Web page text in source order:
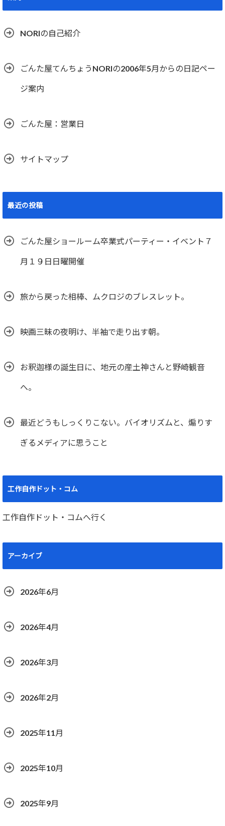
NORIの自己紹介
ごんた屋てんちょうNORIの2006年5月からの日記ペー
ジ案内
ごんた屋：営業日
サイトマップ
最近の投稿
ごんた屋ショールーム卒業式パーティー・イベント７
月１９日日曜開催
旅から戻った相棒、ムクロジのブレスレット。
映画三昧の夜明け、半袖で走り出す朝。
お釈迦様の誕生日に、地元の産土神さんと野崎観音
へ。
最近どうもしっくりこない。バイオリズムと、煽りす
ぎるメディアに思うこと
工作自作ドット・コム
工作自作ドット・コムへ行く
アーカイブ
2026年6月
2026年4月
2026年3月
2026年2月
2025年11月
2025年10月
2025年9月